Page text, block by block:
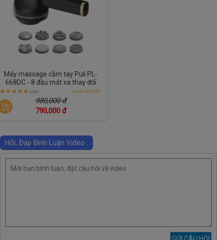
Máy massage cầm tay Puli PL-
668DC - 8 đầu mát xa thay đổi
(106) SHIP HỎA TỐC
980,000 đ
790,000 đ
Hỏi, Đáp Bình Luận Video :